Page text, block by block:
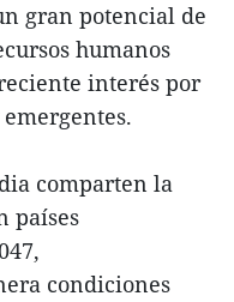
gran potencial de
humanos
interés por
comparten la
países
condiciones